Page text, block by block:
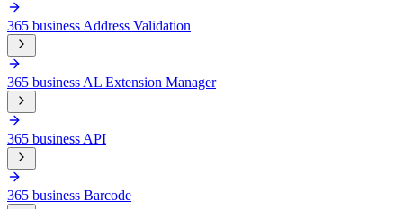
365 business Address Validation
365 business AL Extension Manager
365 business API
365 business Barcode